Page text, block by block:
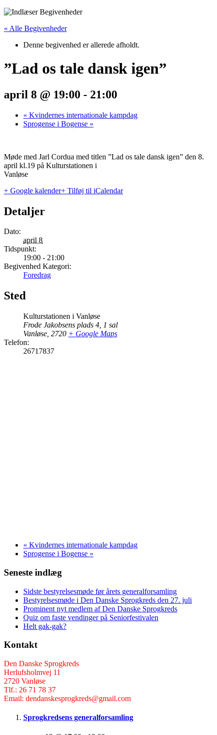
« Alle Begivenheder
Denne begivenhed er allerede afholdt.
”Lad os tale dansk igen”
april 8 @ 19:00 - 21:00
« Kvindernes internationale kampdag
Sprogense i Bogense »
Møde med Jarl Cordua med titlen ”Lad os tale dansk igen” den 8.
april kl.19 på Kulturstationen i
Vanløse
+ Google kalender+ Tilføj til iCalendar
Detaljer
Dato:
april 8
Tidspunkt:
19:00 - 21:00
Begivenhed Kategori:
Foredrag
Sted
Kulturstationen i Vanløse
Frode Jakobsens plads 4, 1 sal
Vanløse 2720 + Google Maps
Telefon:
26717837
« Kvindernes internationale kampdag
Sprogense i Bogense »
Seneste indlæg
Sidste bestyrelsesmøde før årets generalforsamling
Bestyrelsesmøde i Den Danske Sprogkreds den 27. juli
Prominent nyt medlem af Den Danske Sprogkreds
Quiz om faste vendinger på Seniorfestivalen
Helt gak-gak?
Kontakt
Den Danske Sprogkreds
Herlufsholmvej 11
2720 Vanløse
Tlf.: 26 71 78 37
Email: dendanskesprogkreds@gmail.com
Sprogkredsens generalforsamling